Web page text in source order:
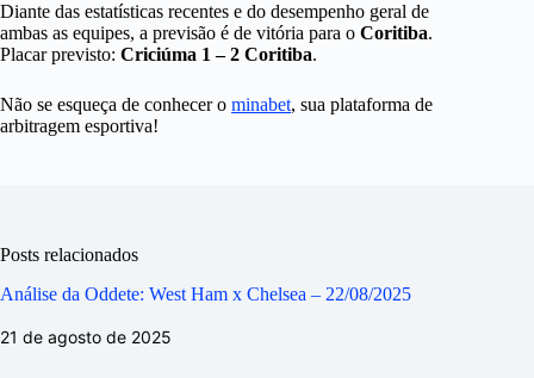
Diante das estatísticas recentes e do desempenho geral de
ambas as equipes, a previsão é de vitória para o Coritiba.
Placar previsto: Criciúma 1 – 2 Coritiba.
Não se esqueça de conhecer o minabet, sua plataforma de
arbitragem esportiva!
Posts relacionados
Análise da Oddete: West Ham x Chelsea – 22/08/2025
21 de agosto de 2025